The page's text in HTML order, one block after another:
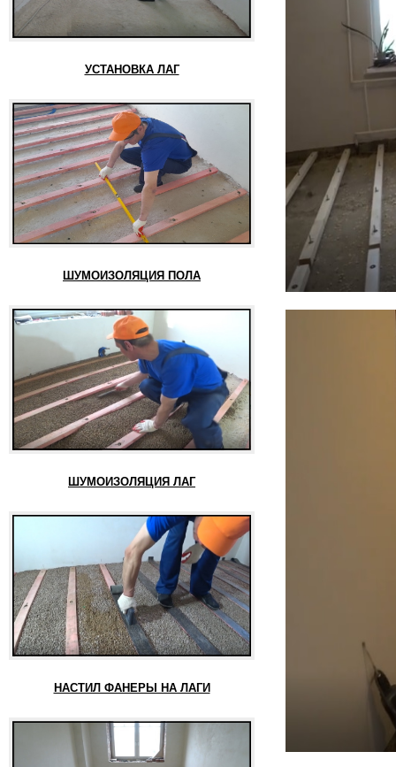
УСТАНОВКА ЛАГ
ШУМОИЗОЛЯЦИЯ ПОЛА
ШУМОИЗОЛЯЦИЯ ЛАГ
НАСТИЛ ФАНЕРЫ НА ЛАГИ